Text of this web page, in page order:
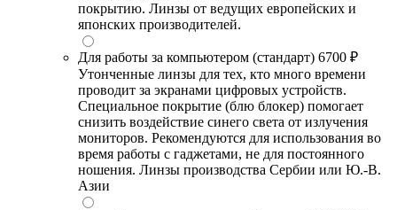
покрытию. Линзы от ведущих европейских и
японских производителей.
Для работы за компьютером (стандарт) 6700 ₽
Утонченные линзы для тех, кто много времени
проводит за экранами цифровых устройств.
Специальное покрытие (блю блокер) помогает
снизить воздействие синего света от излучения
мониторов. Рекомендуются для использования во
время работы с гаджетами, не для постоянного
ношения. Линзы производства Сербии или Ю.-В.
Азии